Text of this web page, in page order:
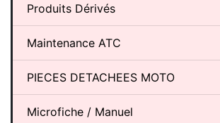
Produits Dérivés
Maintenance ATC
PIECES DETACHEES MOTO
Microfiche / Manuel